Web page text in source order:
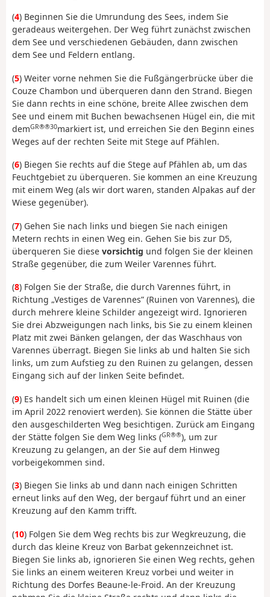
(4) Beginnen Sie die Umrundung des Sees, indem Sie
geradeaus weitergehen. Der Weg führt zunächst zwischen
dem See und verschiedenen Gebäuden, dann zwischen
dem See und Feldern entlang.
(5) Weiter vorne nehmen Sie die Fußgängerbrücke über die
Couze Chambon und überqueren dann den Strand. Biegen
Sie dann rechts in eine schöne, breite Allee zwischen dem
See und einem mit Buchen bewachsenen Hügel ein, die mit
demGR®®30markiert ist, und erreichen Sie den Beginn eines
Weges auf der rechten Seite mit Stege auf Pfählen.
(6) Biegen Sie rechts auf die Stege auf Pfählen ab, um das
Feuchtgebiet zu überqueren. Sie kommen an eine Kreuzung
mit einem Weg (als wir dort waren, standen Alpakas auf der
Wiese gegenüber).
(7) Gehen Sie nach links und biegen Sie nach einigen
Metern rechts in einen Weg ein. Gehen Sie bis zur D5,
überqueren Sie diese vorsichtig und folgen Sie der kleinen
Straße gegenüber, die zum Weiler Varennes führt.
(8) Folgen Sie der Straße, die durch Varennes führt, in
Richtung „Vestiges de Varennes” (Ruinen von Varennes), die
durch mehrere kleine Schilder angezeigt wird. Ignorieren
Sie drei Abzweigungen nach links, bis Sie zu einem kleinen
Platz mit zwei Bänken gelangen, der das Waschhaus von
Varennes überragt. Biegen Sie links ab und halten Sie sich
links, um zum Aufstieg zu den Ruinen zu gelangen, dessen
Eingang sich auf der linken Seite befindet.
(9) Es handelt sich um einen kleinen Hügel mit Ruinen (die
im April 2022 renoviert werden). Sie können die Stätte über
den ausgeschilderten Weg besichtigen. Zurück am Eingang
der Stätte folgen Sie dem Weg links (GR®®), um zur
Kreuzung zu gelangen, an der Sie auf dem Hinweg
vorbeigekommen sind.
(3) Biegen Sie links ab und dann nach einigen Schritten
erneut links auf den Weg, der bergauf führt und an einer
Kreuzung auf den Kamm trifft.
(10) Folgen Sie dem Weg rechts bis zur Wegkreuzung, die
durch das kleine Kreuz von Barbat gekennzeichnet ist.
Biegen Sie links ab, ignorieren Sie einen Weg rechts, gehen
Sie links an einem weiteren Kreuz vorbei und weiter in
Richtung des Dorfes Beaune-le-Froid. An der Kreuzung